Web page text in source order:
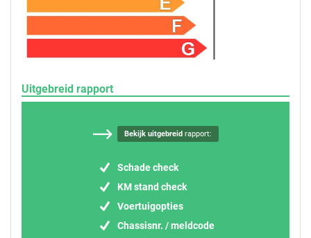
Uitgebreid rapport
Bekijk uitgebreidrapport:
Schade check
KM stand check
Voertuigopties
Chassisnr. / meldcode